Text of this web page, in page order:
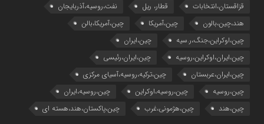
قزاقستان،انتخابات
قطار، ریل
نفت،روسیه،آذربایجان
هند،چین،بالون
چین،آمریکا
چین،آمریکا،بالن
چین،اوکراین،جنگ،ر.سیه
چین،ایران
چین،ایران،اوکراین،روسیه
چین،ایران،رئیسی
چین،ایران،عربستان
چین،ترکیه،روسیه،آسیای مرکزی
چین،روسیه
چین،روسیه،اوکراین
چین،روسیه،ایران
چین،هند
چین،هژمونی،غرب چین،پاکستان،هند،هسته ای